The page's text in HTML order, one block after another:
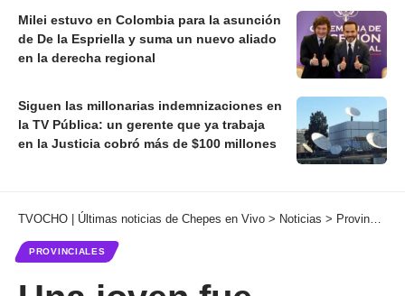
Milei estuvo en Colombia para la asunción
de De la Espriella y suma un nuevo aliado
en la derecha regional
Siguen las millonarias indemnizaciones en
la TV Pública: un gerente que ya trabaja
en la Justicia cobró más de $100 millones
TVOCHO | Últimas noticias de Chepes en Vivo > Noticias > Provinciales
PROVINCIALES